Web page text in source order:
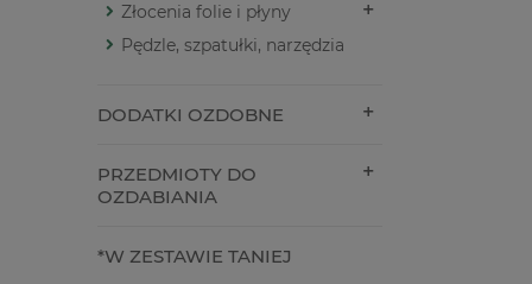
Złocenia folie i płyny
Pędzle, szpatułki, narzędzia
DODATKI OZDOBNE
PRZEDMIOTY DO
OZDABIANIA
*W ZESTAWIE TANIEJ